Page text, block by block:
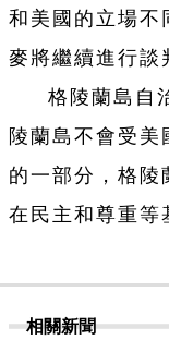
和美國的立場不
麥將繼續進行談
格陵蘭島自
陵蘭島不會受美
的一部分，格陵
在民主和尊重等
相關新聞